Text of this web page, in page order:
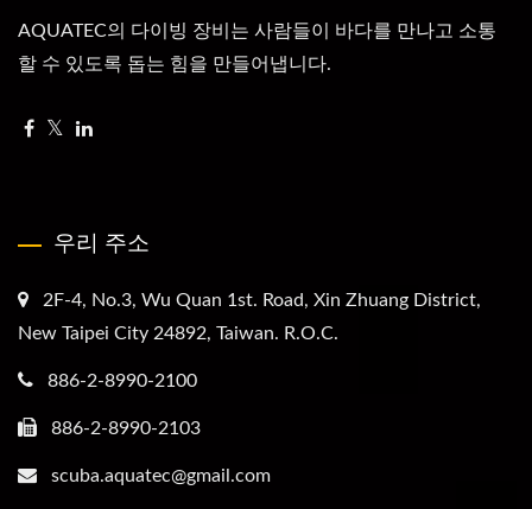
AQUATEC의 다이빙 장비는 사람들이 바다를 만나고 소통
할 수 있도록 돕는 힘을 만들어냅니다.
우리 주소
2F-4, No.3, Wu Quan 1st. Road, Xin Zhuang District,
New Taipei City 24892, Taiwan. R.O.C.
886-2-8990-2100
886-2-8990-2103
scuba.aquatec@gmail.com